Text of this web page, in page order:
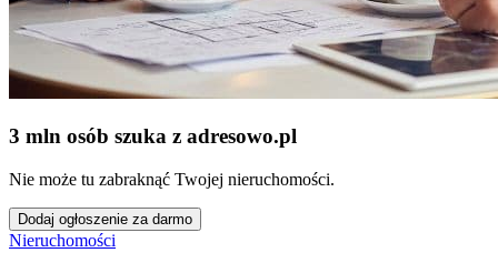
3 mln osób szuka z adresowo.pl
Nie może tu zabraknąć Twojej nieruchomości.
Dodaj ogłoszenie za darmo
Nieruchomości